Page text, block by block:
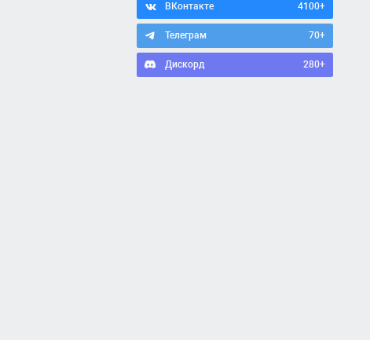
ВКонтакте 4100+
Телеграм 70+
Дискорд 280+